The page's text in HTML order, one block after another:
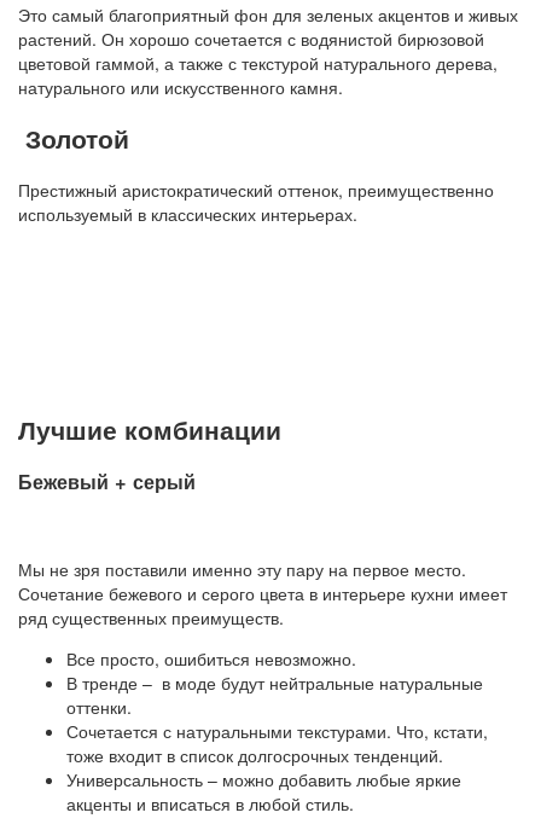
Это самый благоприятный фон для зеленых акцентов и живых
растений. Он хорошо сочетается с водянистой бирюзовой
цветовой гаммой, а также с текстурой натурального дерева,
натурального или искусственного камня.
Золотой
Престижный аристократический оттенок, преимущественно
используемый в классических интерьерах.
Лучшие комбинации
Бежевый + серый
Мы не зря поставили именно эту пару на первое место.
Сочетание бежевого и серого цвета в интерьере кухни имеет
ряд существенных преимуществ.
Все просто, ошибиться невозможно.
В тренде – в моде будут нейтральные натуральные
оттенки.
Сочетается с натуральными текстурами. Что, кстати,
тоже входит в список долгосрочных тенденций.
Универсальность – можно добавить любые яркие
акценты и вписаться в любой стиль.